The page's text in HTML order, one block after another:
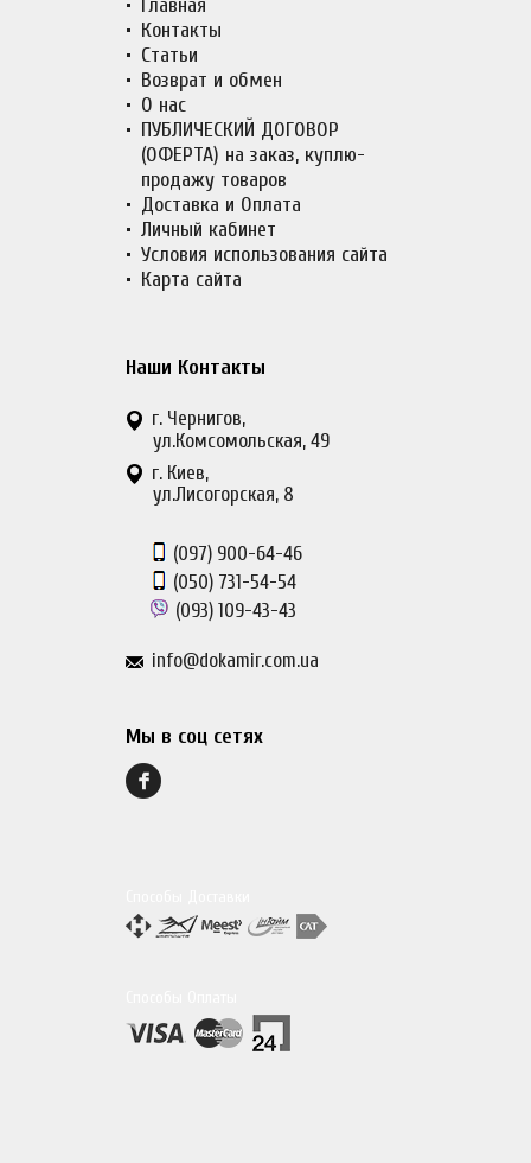
Контакты
Статьи
Возврат и обмен
О нас
ПУБЛИЧЕСКИЙ ДОГОВОР
(ОФЕРТА) на заказ, куплю-
продажу товаров
Доставка и Оплата
Личный кабинет
Условия использования сайта
Карта сайта
Наши Контакты
г. Чернигов,
ул.Комсомольская, 49
г. Киев,
ул.Лисогорская, 8
(097) 900-64-46
(050) 731-54-54
(093) 109-43-43
info@dokamir.com.ua
Мы в соц сетях